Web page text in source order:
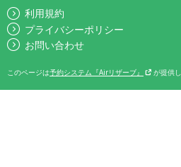
利用規約
プライバシーポリシー
お問い合わせ
このページは予約システム『Airリザーブ』 が提供